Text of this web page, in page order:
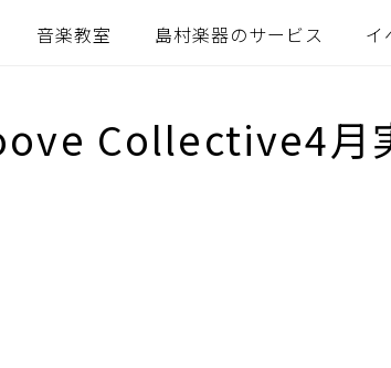
音楽教室 島村楽器のサービス イ
Collective4月